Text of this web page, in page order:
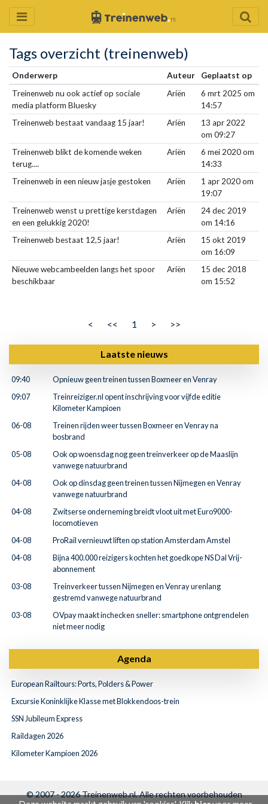
Tags overzicht (treinenweb)
Onderwerp Auteur
Geplaatst op
Treinenweb nu ook actief op sociale
media platform Bluesky
Ariën
6 mrt 2025 om
14:57
Treinenweb bestaat vandaag 15 jaar!
Ariën
13 apr 2022
om 09:27
Treinenweb blikt de komende weken
terug....
Ariën
6 mei 2020 om
14:33
Treinenweb in een nieuw jasje gestoken
Ariën
1 apr 2020 om
19:07
Treinenweb wenst u prettige kerstdagen
en een gelukkig 2020!
Ariën
24 dec 2019
om 14:16
Treinenweb bestaat 12,5 jaar!
Ariën
15 okt 2019
om 16:09
Nieuwe webcambeelden langs het spoor
beschikbaar
Ariën
15 dec 2018
om 15:52
< << 1 > >>
Laatste nieuws
09:40
Opnieuw geen treinen tussen Boxmeer en Venray
09:07
Treinreiziger.nl opent inschrijving voor vijfde editie
Kilometer Kampioen
06-08
Treinen rijden weer tussen Boxmeer en Venray na
bosbrand
05-08
Ook op woensdag nog geen treinverkeer op de Maaslijn
vanwege natuurbrand
04-08
Ook op dinsdag geen treinen tussen Nijmegen en Venray
vanwege natuurbrand
04-08
Zwitserse onderneming breidt vloot uit met Euro9000-
locomotieven
04-08
ProRail vernieuwt liften op station Amsterdam Amstel
04-08
Bijna 400.000 reizigers kochten het goedkope NS Dal Vrij-
abonnement
03-08
Treinverkeer tussen Nijmegen en Venray urenlang
gestremd vanwege natuurbrand
03-08
OVpay maakt inchecken sneller: smartphone ontgrendelen
niet meer nodig
Agenda
European Railtours: Ports, Polders & Power
Excursie Koninklijke Klasse met Blokkendoos-trein
SSN Jubileum Express
Raildagen 2026
Kilometer Kampioen 2026
© 2007 - 2026Treinenweb.nl. Alle rechten voorbehouden